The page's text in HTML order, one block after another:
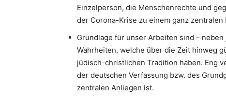
Einzelperson, die Menschenrechte und
der Corona-Krise zu einem ganz zentralen
Grundlage für unser Arbeiten sind –
Wahrheiten, welche über die Zeit hinweg
jüdisch-christlichen Tradition haben. Eng
der deutschen Verfassung bzw. des
zentralen Anliegen ist.